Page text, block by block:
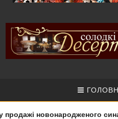
новонародженого сина